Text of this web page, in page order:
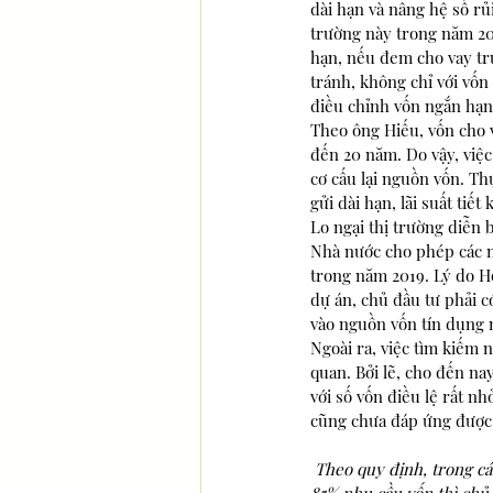
dài hạn và nâng hệ số
trường này trong năm
hạn, nếu đem cho vay
tránh, không chỉ với vốn
điều chỉnh vốn ngắn
Theo ông Hiếu, vốn cho
đến 20 năm. Do vậy,
cơ cấu lại nguồn vốn.
gửi dài hạn, lãi suất tiết
Lo ngại thị trường diễn
Nhà nước cho phép các
trong năm 2019. Lý do
dự án, chủ đầu tư phải
vào nguồn vốn tín dụng
Ngoài ra, việc tìm kiếm
quan. Bởi lẽ, cho đến
với số vốn điều lệ rất
cũng chưa đáp ứng